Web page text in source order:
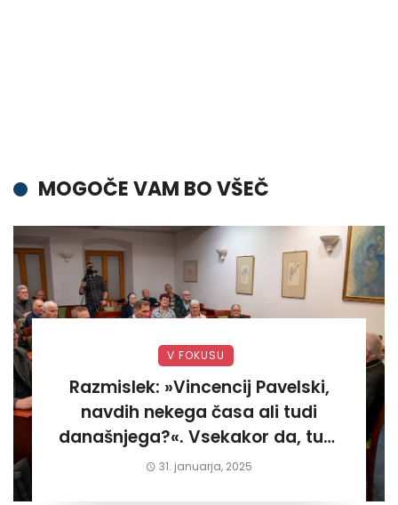
MOGOČE VAM BO VŠEČ
V FOKUSU
Razmislek: »Vincencij Pavelski,
navdih nekega časa ali tudi
današnjega?«. Vsekakor da, tudi
današnjega«
31. januarja, 2025